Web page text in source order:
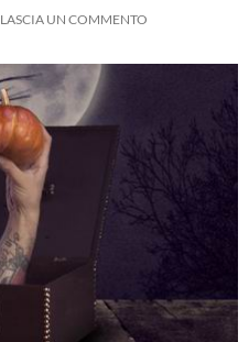
LASCIA UN COMMENTO